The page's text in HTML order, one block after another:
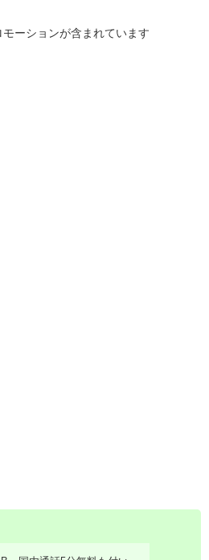
ーションが含まれています